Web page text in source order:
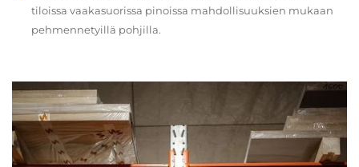
tiloissa vaakasuorissa pinoissa mahdollisuuksien mukaan
pehmennetyillä pohjilla.